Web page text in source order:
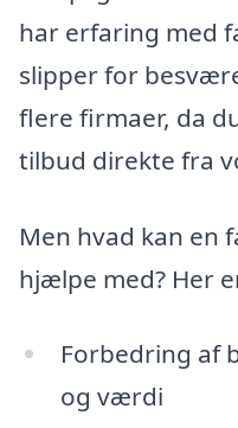
har erfaring med
slipper for
flere firmaer, da
tilbud direkte fra
Men hvad kan en
hjælpe med? Her
Forbedring af
og værdi